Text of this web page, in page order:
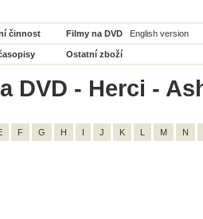
činnost Filmy na DVD English version
Ostatní zboží
DVD - Herci -
F G H I J K L M N